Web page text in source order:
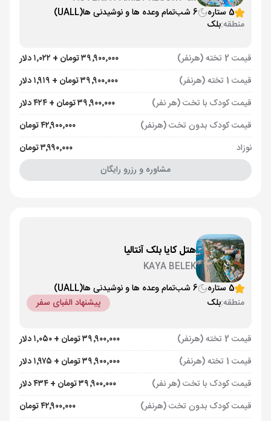
AQUAWORLD BELEK
5 ستاره 6 شب تمام وعده ها و نوشیدنی ها(UALL)
منطقه:بلک
قیمت 2 تخته (هرنفر)
۳۹٬۹۰۰٬۰۰۰ تومان + ۱٬۰۲۲ دلار
قیمت 1 تخته (هرنفر)
۳۹٬۹۰۰٬۰۰۰ تومان + ۱٬۹۱۹ دلار
قیمت کودک با تخت (هر نفر)
۳۹٬۹۰۰٬۰۰۰ تومان + ۴۲۴ دلار
قیمت کودک بدون تخت (هرنفر)
۴۲٬۹۰۰٬۰۰۰ تومان
نوزاد
۳٬۹۹۰٬۰۰۰ تومان
مشاوره و رزرو رایگان
هتل کایا بلک آنتالیا
KAYA BELEK
5 ستاره
6 شب تمام وعده ها و نوشیدنی ها(UALL)
منطقه:بلک پیشنهاد الفبای سفر
قیمت 2 تخته (هرنفر)
۳۹٬۹۰۰٬۰۰۰ تومان + ۱٬۰۵۰ دلار
قیمت 1 تخته (هرنفر)
۳۹٬۹۰۰٬۰۰۰ تومان + ۱٬۹۷۵ دلار
قیمت کودک با تخت (هر نفر)
۳۹٬۹۰۰٬۰۰۰ تومان + ۴۳۴ دلار
قیمت کودک بدون تخت (هرنفر)
۴۲٬۹۰۰٬۰۰۰ تومان